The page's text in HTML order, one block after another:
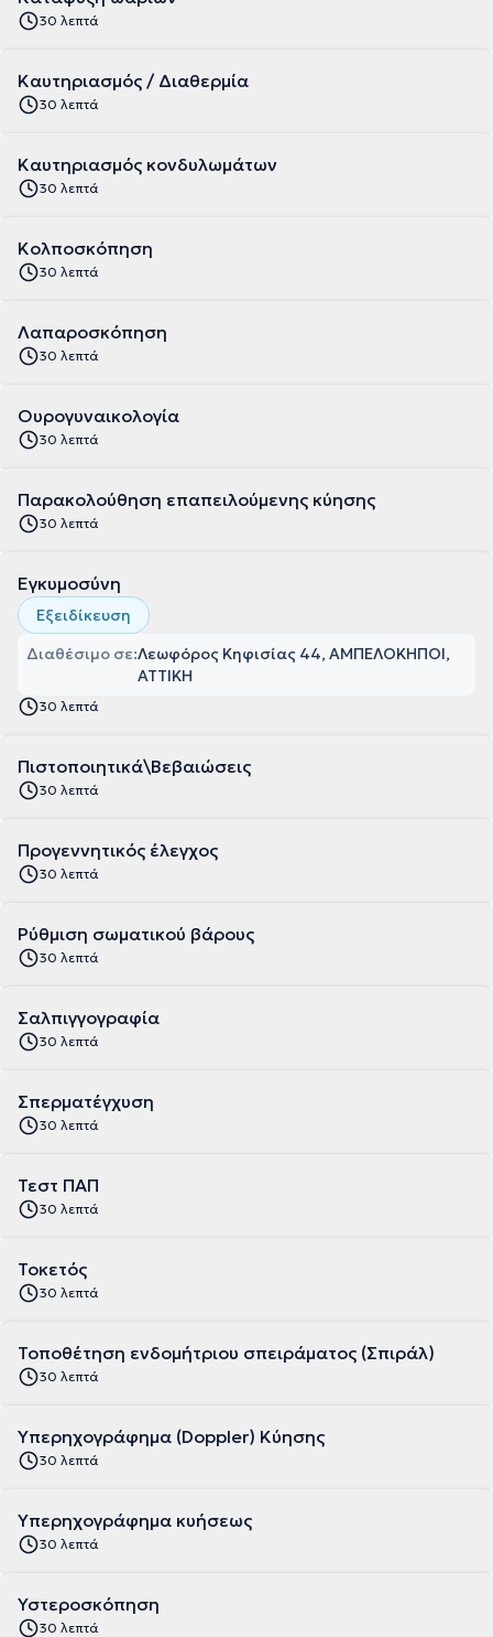
30 λεπτά
Καυτηριασμός / Διαθερμία
30 λεπτά
Καυτηριασμός κονδυλωμάτων
30 λεπτά
Κολποσκόπηση
30 λεπτά
Λαπαροσκόπηση
30 λεπτά
Ουρογυναικολογία
30 λεπτά
Παρακολούθηση επαπειλούμενης κύησης
30 λεπτά
Εγκυμοσύνη
Εξειδίκευση
Διαθέσιμο σε:Λεωφόρος Κηφισίας 44, ΑΜΠΕΛΟΚΗΠΟΙ,
ΑΤΤΙΚΗ
30 λεπτά
Πιστοποιητικά\Βεβαιώσεις
30 λεπτά
Προγεννητικός έλεγχος
30 λεπτά
Ρύθμιση σωματικού βάρους
30 λεπτά
Σαλπιγγογραφία
30 λεπτά
Σπερματέγχυση
30 λεπτά
Τεστ ΠΑΠ
30 λεπτά
Τοκετός
30 λεπτά
Τοποθέτηση ενδομήτριου σπειράματος (Σπιράλ)
30 λεπτά
Υπερηχογράφημα (Doppler) Κύησης
30 λεπτά
Υπερηχογράφημα κυήσεως
30 λεπτά
Υστεροσκόπηση
30 λεπτά